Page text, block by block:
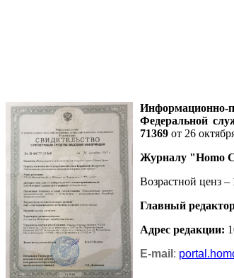
Информационно-
Федеральной
71369 от 26
Журналу "Homo
Возрастной ценз –
Главный
Адрес редакции:
E-mail :